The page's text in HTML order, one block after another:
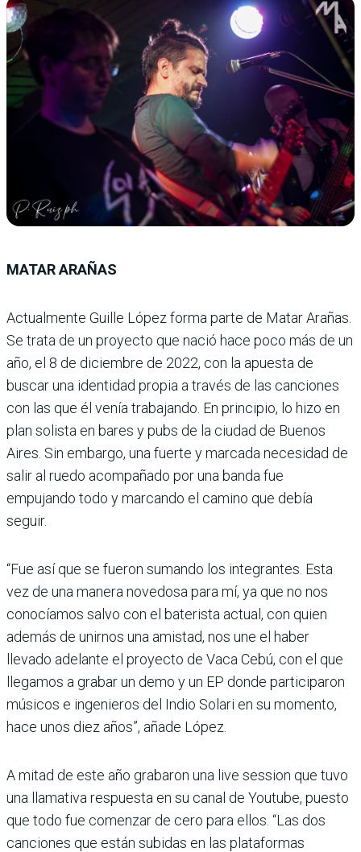
MATAR ARAÑAS
Actualmente Guille López forma parte de Matar Arañas.
Se trata de un proyecto que nació hace poco más de un
año, el 8 de diciembre de 2022, con la apuesta de
buscar una identidad propia a través de las canciones
con las que él venía trabajando. En principio, lo hizo en
plan solista en bares y pubs de la ciudad de Buenos
Aires. Sin embargo, una fuerte y marcada necesidad de
salir al ruedo acompañado por una banda fue
empujando todo y marcando el camino que debía
seguir.
“Fue así que se fueron sumando los integrantes. Esta
vez de una manera novedosa para mí, ya que no nos
conocíamos salvo con el baterista actual, con quien
además de unirnos una amistad, nos une el haber
llevado adelante el proyecto de Vaca Cebú, con el que
llegamos a grabar un demo y un EP donde participaron
músicos e ingenieros del Indio Solari en su momento,
hace unos diez años”, añade López.
A mitad de este año grabaron una live session que tuvo
una llamativa respuesta en su canal de Youtube, puesto
que todo fue comenzar de cero para ellos. “Las dos
canciones que están subidas en las plataformas